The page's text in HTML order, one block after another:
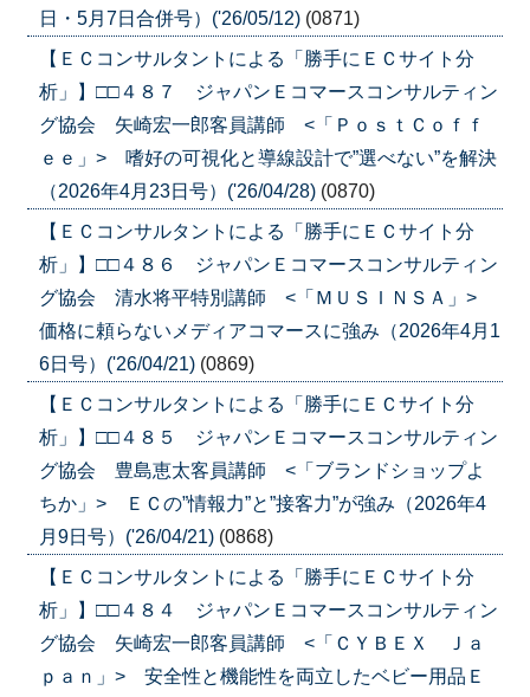
日・5月7日合併号）('26/05/12) (0871)
【ＥＣコンサルタントによる「勝手にＥＣサイト分
析」】□□４８７ ジャパンＥコマースコンサルティン
グ協会 矢崎宏一郎客員講師 <「ＰｏｓｔＣｏｆｆ
ｅｅ」> 嗜好の可視化と導線設計で”選べない”を解決
（2026年4月23日号）('26/04/28) (0870)
【ＥＣコンサルタントによる「勝手にＥＣサイト分
析」】□□４８６ ジャパンＥコマースコンサルティン
グ協会 清水将平特別講師 <「ＭＵＳＩＮＳＡ」>
価格に頼らないメディアコマースに強み（2026年4月1
6日号）('26/04/21) (0869)
【ＥＣコンサルタントによる「勝手にＥＣサイト分
析」】□□４８５ ジャパンＥコマースコンサルティン
グ協会 豊島恵太客員講師 <「ブランドショップよ
ちか」> ＥＣの”情報力”と”接客力”が強み（2026年4
月9日号）('26/04/21) (0868)
【ＥＣコンサルタントによる「勝手にＥＣサイト分
析」】□□４８４ ジャパンＥコマースコンサルティン
グ協会 矢崎宏一郎客員講師 <「ＣＹＢＥＸ Ｊａ
ｐａｎ」> 安全性と機能性を両立したベビー用品Ｅ